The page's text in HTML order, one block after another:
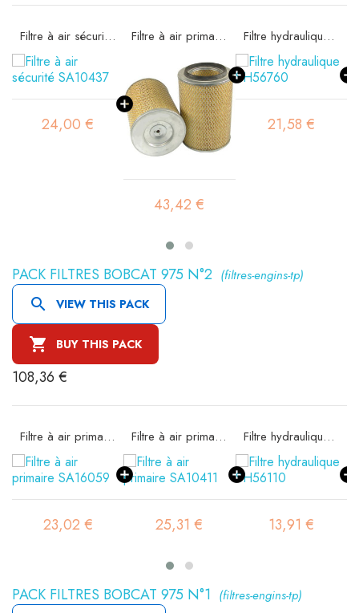
Filtre à air sécurité SA10437 Filtre à air primaire SA11867 Filtre hydraulique SH56760
21,58 €
PACK FILTRES BOBCAT 975 N°2 (filtres-engins-tp)
 VIEW THIS PACK
 BUY THIS PACK
108,36 €
Filtre à air primaire SA16059 Filtre à air primaire SA10411 Filtre hydraulique SH56110
PACK FILTRES BOBCAT 975 N°1 (filtres-engins-tp)